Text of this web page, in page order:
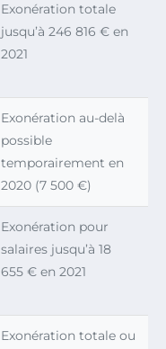
Exonération totale
jusqu’à 246 816 € en
2021
Exonération au-delà
possible
temporairement en
2020 (7 500 €)
Exonération pour
salaires jusqu’à 18
655 € en 2021
Exonération totale ou